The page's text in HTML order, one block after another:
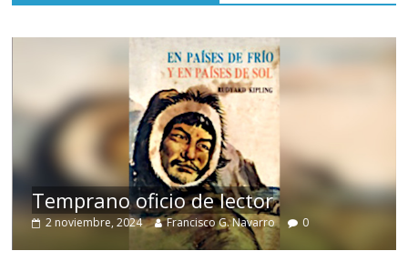
Temprano oficio de lector
2 noviembre, 2024 Francisco G. Navarro 0